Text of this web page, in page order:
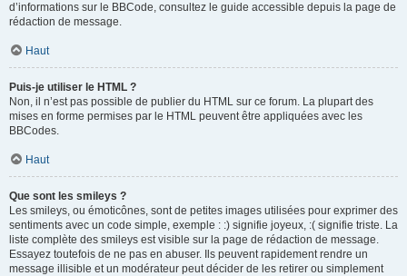
d’informations sur le BBCode, consultez le guide accessible depuis la page de
rédaction de message.
Haut
Puis-je utiliser le HTML ?
Non, il n’est pas possible de publier du HTML sur ce forum. La plupart des
mises en forme permises par le HTML peuvent être appliquées avec les
BBCodes.
Haut
Que sont les smileys ?
Les smileys, ou émoticônes, sont de petites images utilisées pour exprimer des
sentiments avec un code simple, exemple : :) signifie joyeux, :( signifie triste. La
liste complète des smileys est visible sur la page de rédaction de message.
Essayez toutefois de ne pas en abuser. Ils peuvent rapidement rendre un
message illisible et un modérateur peut décider de les retirer ou simplement